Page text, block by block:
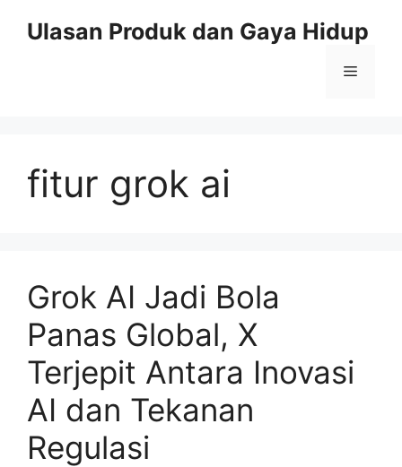
Ulasan Produk dan Gaya Hidup
Menu
fitur grok ai
Grok AI Jadi Bola
Panas Global, X
Terjepit Antara Inovasi
AI dan Tekanan
Regulasi